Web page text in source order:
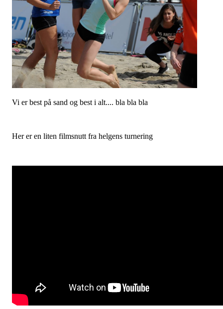
Vi er best på sand og best i alt.... bla bla bla
Her er en liten filmsnutt fra helgens turnering